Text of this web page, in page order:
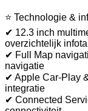
⭐ Technologie &
✔ 12.3 inch
overzichtelijk
✔ Full Map
navigatie
✔ Apple Car-Play
integratie
✔ Connected